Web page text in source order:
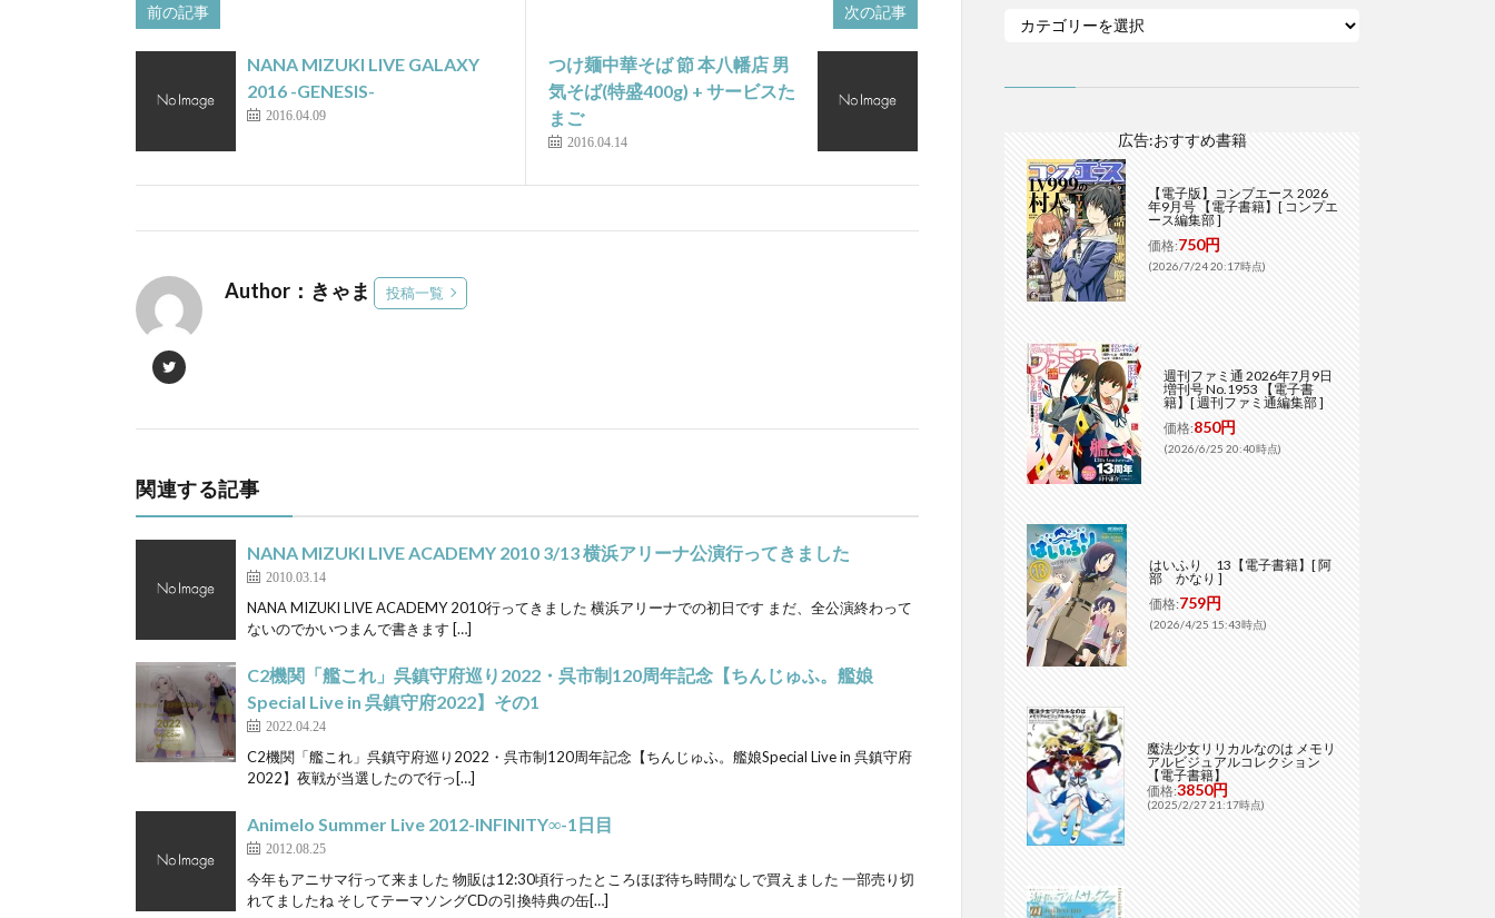
前の記事
NANA MIZUKI LIVE GALAXY
2016 -GENESIS-
2016.04.09
次の記事
つけ麺中華そば 節 本八幡店 男
気そば(特盛400g) + サービスた
まご
2016.04.14
Author：きゃま 投稿一覧
関連する記事
NANA MIZUKI LIVE ACADEMY 2010 3/13 横浜アリーナ公演行ってきました
2010.03.14
NANA MIZUKI LIVE ACADEMY 2010行ってきました 横浜アリーナでの初日です まだ、全公演終わって
ないのでかいつまんで書きます […]
C2機関「艦これ」呉鎮守府巡り2022・呉市制120周年記念【ちんじゅふ。艦娘
Special Live in 呉鎮守府2022】その1
2022.04.24
C2機関「艦これ」呉鎮守府巡り2022・呉市制120周年記念【ちんじゅふ。艦娘Special Live in 呉鎮守府
2022】夜戦が当選したので行っ[…]
Animelo Summer Live 2012-INFINITY∞-1日目
2012.08.25
今年もアニサマ行って来ました 物販は12:30頃行ったところほぼ待ち時間なしで買えました 一部売り切
れてましたね そしてテーマソングCDの引換特典の缶[…]
広告:おすすめ書籍
【電子版】コンプエース 2026
年9月号 【電子書籍】[ コンプエ
ース編集部 ]
価格:750円
(2026/7/24 20:17時点)
週刊ファミ通 2026年7月9日
増刊号 No.1953 【電子書
籍】[ 週刊ファミ通編集部 ]
価格:850円
(2026/6/25 20:40時点)
はいふり 13【電子書籍】[ 阿
部 かなり ]
価格:759円
(2026/4/25 15:43時点)
魔法少女リリカルなのは メモリ
アルビジュアルコレクション
【電子書籍】
価格:3850円
(2025/2/27 21:17時点)